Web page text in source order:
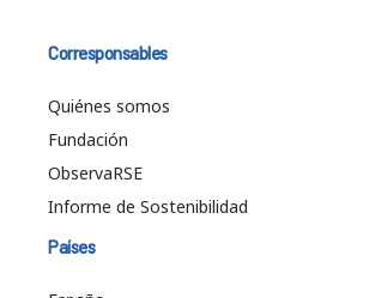
Corresponsables
Quiénes somos
Fundación
ObservaRSE
Informe de Sostenibilidad
Países